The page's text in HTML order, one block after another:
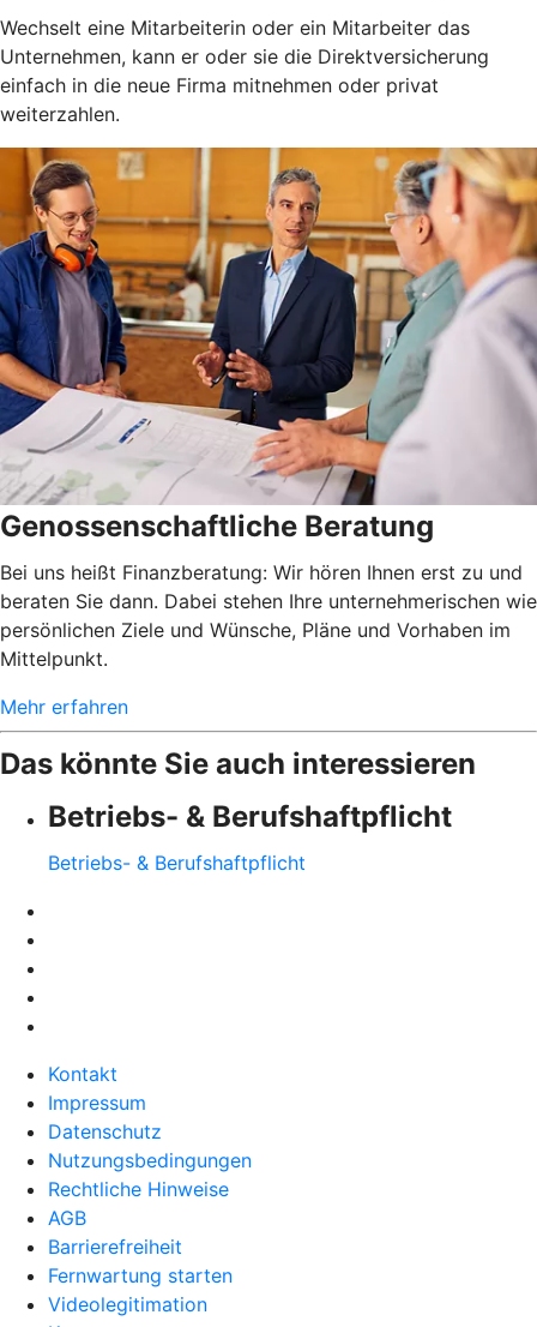
Wechselt eine Mitarbeiterin oder ein Mitarbeiter das
Unternehmen, kann er oder sie die Direktversicherung
einfach in die neue Firma mitnehmen oder privat
weiterzahlen.
Genossenschaftliche Beratung
Bei uns heißt Finanzberatung: Wir hören Ihnen erst zu und
beraten Sie dann. Dabei stehen Ihre unternehmerischen wie
persönlichen Ziele und Wünsche, Pläne und Vorhaben im
Mittelpunkt.
Mehr erfahren
Das könnte Sie auch interessieren
Betriebs- & Berufshaftpflicht
Betriebs- & Berufshaftpflicht
Kontakt
Impressum
Datenschutz
Nutzungsbedingungen
Rechtliche Hinweise
AGB
Barrierefreiheit
Fernwartung starten
Videolegitimation